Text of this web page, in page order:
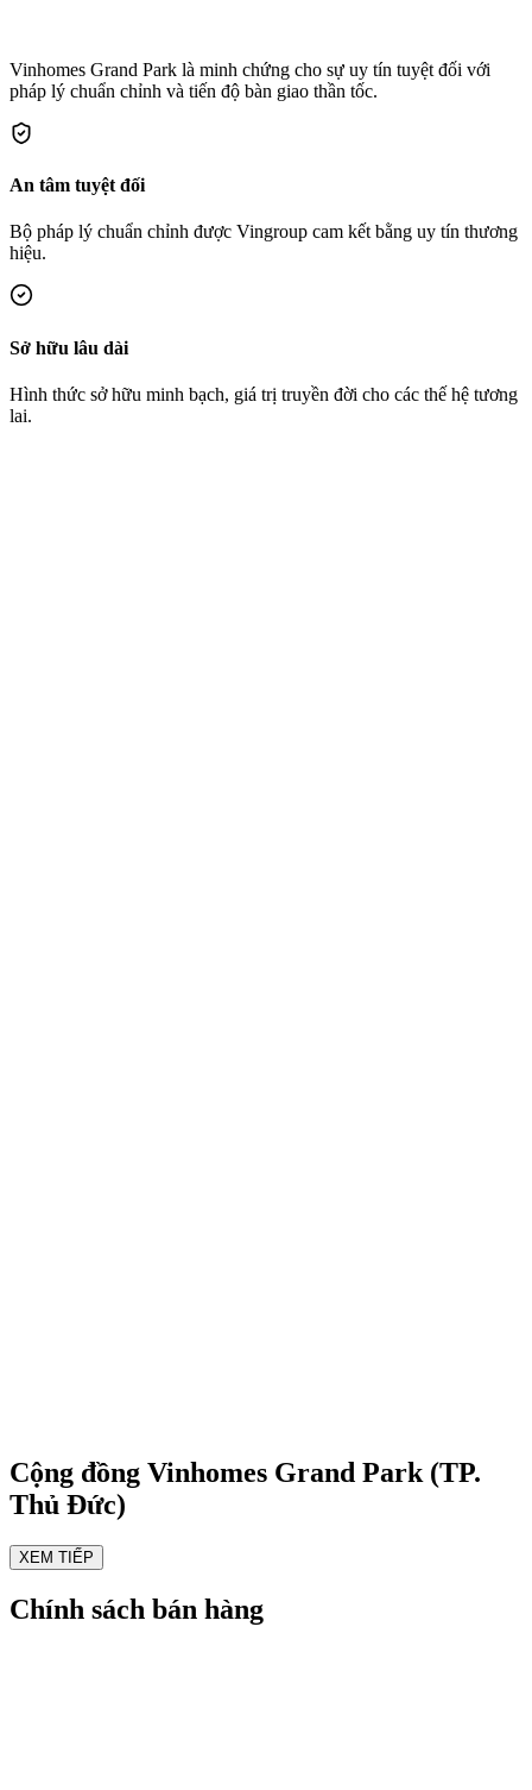
Vinhomes Grand Park là minh chứng cho sự uy tín tuyệt đối với
pháp lý chuẩn chỉnh và tiến độ bàn giao thần tốc.
An tâm tuyệt đối
Bộ pháp lý chuẩn chỉnh được Vingroup cam kết bằng uy tín thương
hiệu.
Sở hữu lâu dài
Hình thức sở hữu minh bạch, giá trị truyền đời cho các thế hệ tương
lai.
Cộng đồng Vinhomes Grand Park (TP.
Thủ Đức)
XEM TIẾP
Chính sách bán hàng